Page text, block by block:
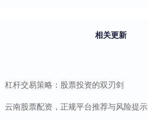
相关更新
杠杆交易策略：股票投资的双刃剑
云南股票配资，正规平台推荐与风险提示